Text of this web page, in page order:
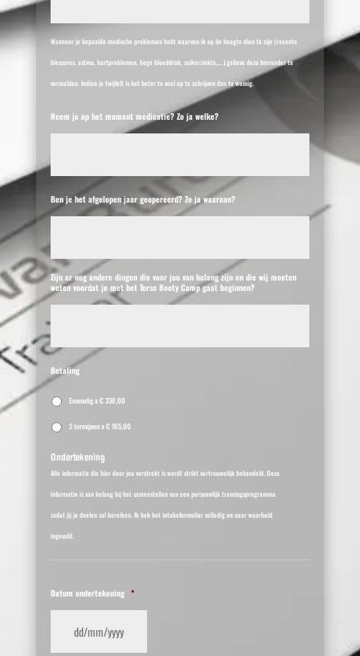
Wanneer je bepaalde medische problemen hebt waarvan ik op de hoogte dien te zijn (recente
blessures, astma, hartproblemen, hoge bloeddruk, suikerziekte,….) gelieve deze hieronder te
vermelden. Indien je twijfelt is het beter te veel op te schrijven dan te weinig.
Neem je op het moment medicatie? Zo ja welke?
Ben je het afgelopen jaar geopereerd? Zo ja waaraan?
Zijn er nog andere dingen die voor jou van belang zijn en die wij moeten
weten voordat je met het Torso Booty Camp gaat beginnen?
Betaling
Eenmalig a € 330,00
2 termijnen a € 165,00
Ondertekening
Alle informatie die hier door jou verstrekt is wordt strikt vertrouwelijk behandeld. Deze
informatie is van belang bij het samenstellen van een persoonlijk trainingsprogramma
zodat jij je doelen zal bereiken. Ik heb het intakeformulier volledig en naar waarheid
ingevuld.
Datum ondertekening *